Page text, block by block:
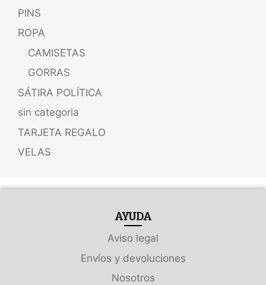
PINS
ROPA
CAMISETAS
GORRAS
SÁTIRA POLÍTICA
sin categoria
TARJETA REGALO
VELAS
AYUDA
Aviso legal
Envíos y devoluciones
Nosotros